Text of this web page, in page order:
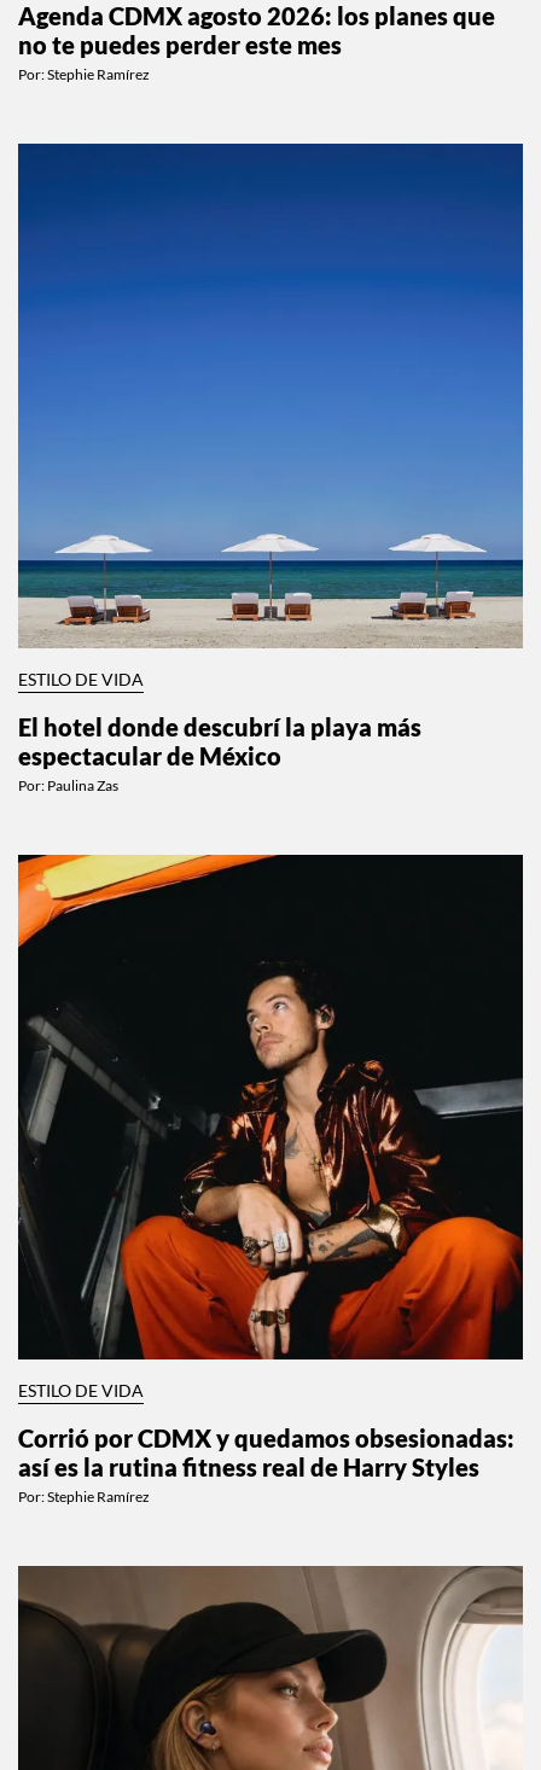
Agenda CDMX agosto 2026: los planes que
no te puedes perder este mes
Por:Stephie Ramírez
ESTILO DE VIDA
El hotel donde descubrí la playa más
espectacular de México
Por: Paulina Zas
ESTILO DE VIDA
Corrió por CDMX y quedamos obsesionadas:
así es la rutina fitness real de Harry Styles
Por:Stephie Ramírez